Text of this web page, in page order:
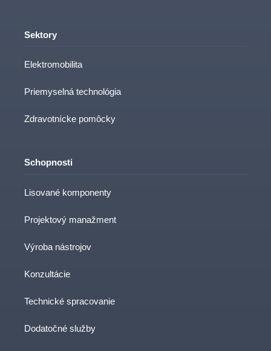
Sektory
Elektromobilita
Priemyselná technológia
Zdravotnícke pomôcky
Schopnosti
Lisované komponenty
Projektový manažment
Výroba nástrojov
Konzultácie
Technické spracovanie
Dodatočné služby